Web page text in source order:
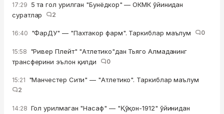
17:29 5 та гол урилган "Бунёдкор" — ОКМК ўйинидан
суратлар
2
16:40 "ФарДУ" — "Пахтакор фарм". Таркиблар маълум 0
15:58 "Ривер Плейт" "Атлетико"дан Тьяго Алмаданинг
трансферини эълон қилди
0
15:21 "Манчестер Сити" — "Атлетико". Таркиблар маълум
2
14:28 Гол урилмаган "Насаф" — "Қўқон-1912" ўйинидан